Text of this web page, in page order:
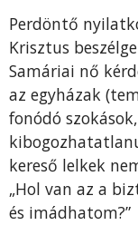
Perdöntő
Krisztus
Samáriai nő
az egyházak
fonódó
kereső lelkek
„Hol van az a
és imádhatom?”